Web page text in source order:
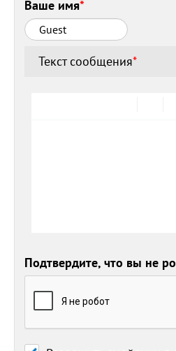
Ваше имя*
Текст сообщения*
Подтвердите, что вы не